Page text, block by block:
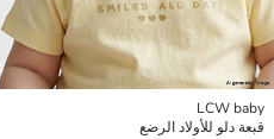
LCW baby
قبعة دلو للأولاد الرضع